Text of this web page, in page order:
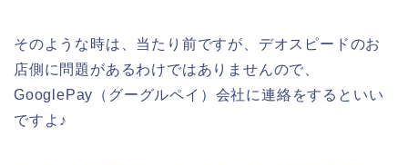
そのような時は、当たり前ですが、デオスピードのお
店側に問題があるわけではありませんので、
GooglePay（グーグルペイ）会社に連絡をするといい
ですよ♪